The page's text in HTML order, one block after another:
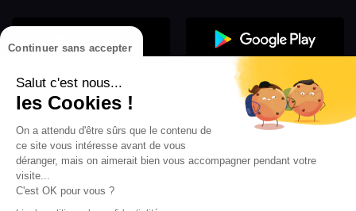
Continuer sans accepter
Salut c'est nous...
les Cookies !
On a attendu d'être sûrs que le contenu de
ce site vous intéresse avant de vous
déranger, mais on aimerait bien vous accompagner pendant votre
visite...
C'est OK pour vous ?
Confidentialité
Gestion des cookies
Conditions générales d’utilisation
Mentions légales
les webradios RIFFX